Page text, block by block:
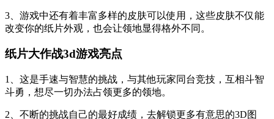
3、游戏中还有着丰富多样的皮肤可以使用，这些皮肤不仅能
改变你的纸片外观，也会让领地显得格外不同。
纸片大作战3d游戏亮点
1、这是手速与智慧的挑战，与其他玩家同台竞技，互相斗智
斗勇，想尽一切办法占领更多的领地。
2、不断的挑战自己的最好成绩，去解锁更多有意思的3D图